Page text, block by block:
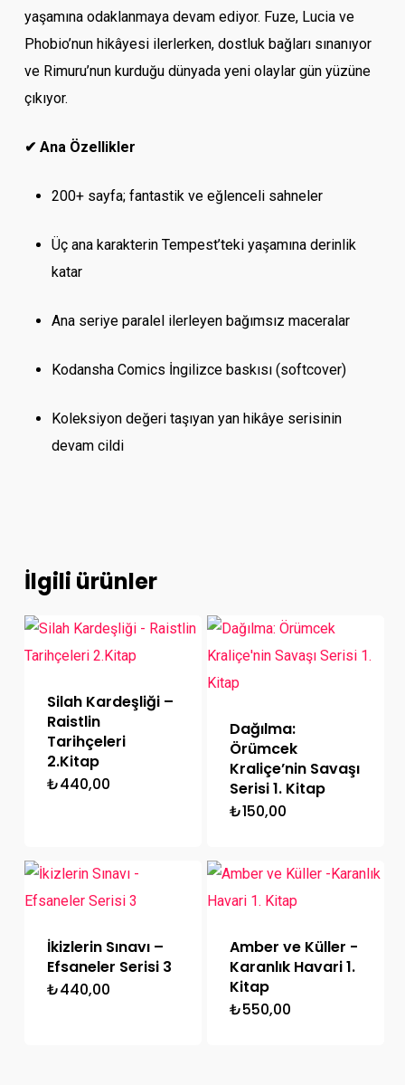
yaşamına odaklanmaya devam ediyor. Fuze, Lucia ve
Phobio’nun hikâyesi ilerlerken, dostluk bağları sınanıyor
ve Rimuru’nun kurduğu dünyada yeni olaylar gün yüzüne
çıkıyor.
✔ Ana Özellikler
200+ sayfa; fantastik ve eğlenceli sahneler
Üç ana karakterin Tempest’teki yaşamına derinlik
katar
Ana seriye paralel ilerleyen bağımsız maceralar
Kodansha Comics İngilizce baskısı (softcover)
Koleksiyon değeri taşıyan yan hikâye serisinin
devam cildi
İlgili ürünler
Silah Kardeşliği –
Raistlin
Tarihçeleri
2.Kitap
₺440,00
Dağılma:
Örümcek
Kraliçe’nin Savaşı
Serisi 1. Kitap
₺150,00
İkizlerin Sınavı –
Efsaneler Serisi 3
₺440,00
Amber ve Küller -
Karanlık Havari 1.
Kitap
₺550,00